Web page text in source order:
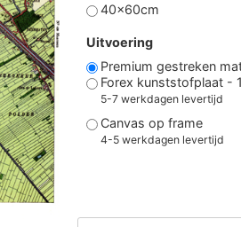
40x60cm
Uitvoering
Premium gestreken
Forex kunststofplaat -
5-7 werkdagen levertijd
Canvas op frame
4-5 werkdagen levertijd